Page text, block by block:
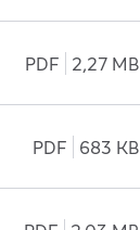
PDF 2,27 MB
PDF 683 KB